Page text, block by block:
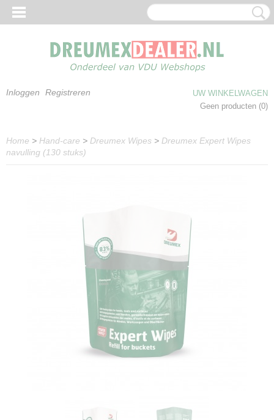
Inloggen Registreren
UW WINKELWAGEN
Geen producten (0)
Home > Hand-care > Dreumex Wipes > Dreumex Expert Wipes
navulling (130 stuks)